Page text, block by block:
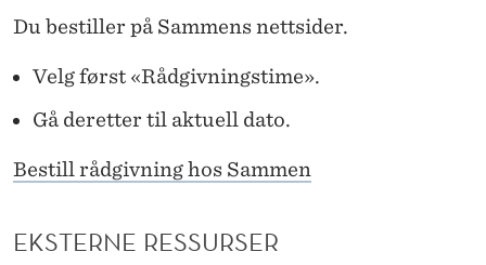
Du bestiller på Sammens nettsider.
Velg først «Rådgivningstime».
Gå deretter til aktuell dato.
Bestill rådgivning hos Sammen
EKSTERNE RESSURSER